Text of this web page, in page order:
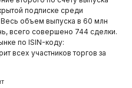
подписке среди
объем выпуска в 60 млн
всего совершено 744 сделки.
по ISIN-коду:
всех участников торгов за